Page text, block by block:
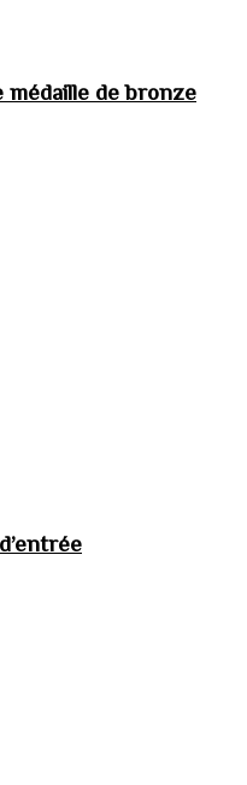
médaille de bronze